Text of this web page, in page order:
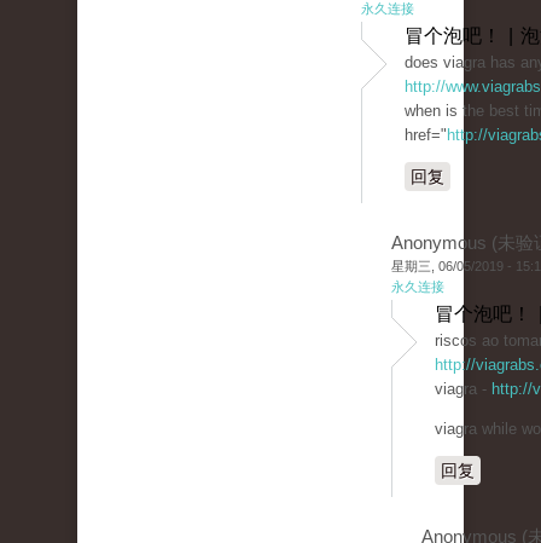
永久连接
冒个泡吧！ |
does viagra has
http://
when is the best
href=" http://
回复
Anonymous (未验
星期三, 06/05/2019 -
永久连接
冒个泡吧！
riscos ao
http://
viagra - http://
viagra while
回复
Anonymous (